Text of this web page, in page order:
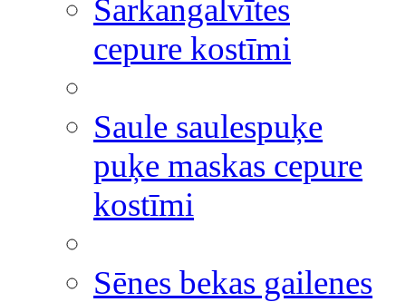
Sarkangalvītes
cepure kostīmi
Saule saulespuķe
puķe maskas cepure
kostīmi
Sēnes bekas gailenes